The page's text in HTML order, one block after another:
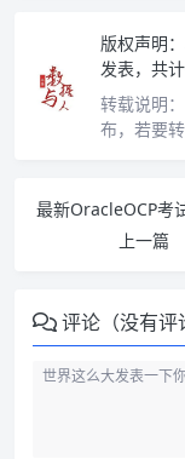
版权声明：
发表，共计
转载说明：
布，若要
上一篇
评论（没有评